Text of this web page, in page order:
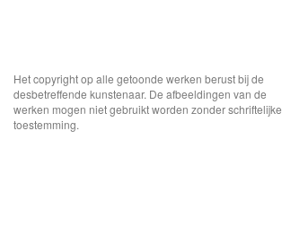
Het copyright op alle getoonde werken berust bij de
desbetreffende kunstenaar. De afbeeldingen van de
werken mogen niet gebruikt worden zonder schriftelijke
toestemming.